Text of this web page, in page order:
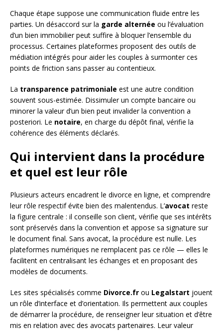
Chaque étape suppose une communication fluide entre les
parties. Un désaccord sur la garde alternée ou l’évaluation
d’un bien immobilier peut suffire à bloquer l’ensemble du
processus. Certaines plateformes proposent des outils de
médiation intégrés pour aider les couples à surmonter ces
points de friction sans passer au contentieux.
La transparence patrimoniale est une autre condition
souvent sous-estimée. Dissimuler un compte bancaire ou
minorer la valeur d’un bien peut invalider la convention a
posteriori. Le notaire, en charge du dépôt final, vérifie la
cohérence des éléments déclarés.
Qui intervient dans la procédure
et quel est leur rôle
Plusieurs acteurs encadrent le divorce en ligne, et comprendre
leur rôle respectif évite bien des malentendus. L’avocat reste
la figure centrale : il conseille son client, vérifie que ses intérêts
sont préservés dans la convention et appose sa signature sur
le document final. Sans avocat, la procédure est nulle. Les
plateformes numériques ne remplacent pas ce rôle — elles le
facilitent en centralisant les échanges et en proposant des
modèles de documents.
Les sites spécialisés comme Divorce.fr ou Legalstart jouent
un rôle d’interface et d’orientation. Ils permettent aux couples
de démarrer la procédure, de renseigner leur situation et d’être
mis en relation avec des avocats partenaires. Leur valeur